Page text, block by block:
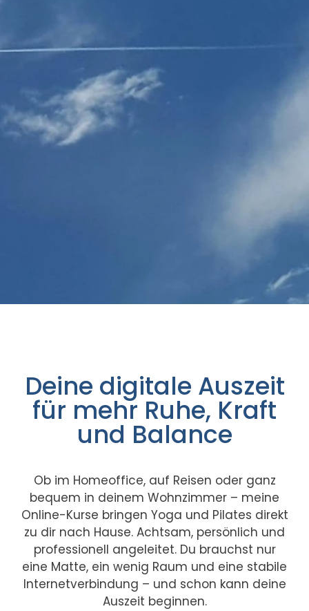
Deine digitale Auszeit
für mehr Ruhe, Kraft
und Balance
Ob im Homeoffice, auf Reisen oder ganz
bequem in deinem Wohnzimmer – meine
Online-Kurse bringen Yoga und Pilates direkt
zu dir nach Hause. Achtsam, persönlich und
professionell angeleitet. Du brauchst nur
eine Matte, ein wenig Raum und eine stabile
Internetverbindung – und schon kann deine
Auszeit beginnen.